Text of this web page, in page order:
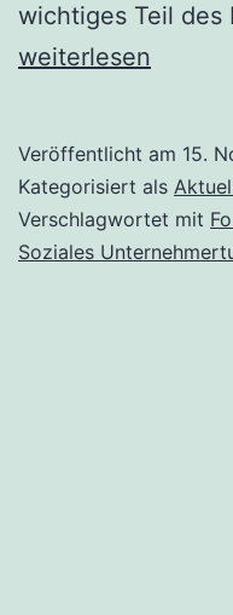
wichtiges Teil des
weiterlesen
Veröffentlicht am 15.
Kategorisiert als
Verschlagwortet mit
Soziales